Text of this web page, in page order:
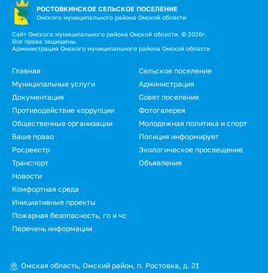
РОСТОВКИНСКОЕ СЕЛЬСКОЕ ПОСЕЛЕНИЕ
Омского муниципального района Омской области
Сайт Омского муниципального района Омской области. © 2026г.
Все права защищены.
Администрация Омского муниципального района Омской области
Подвал
Главная
Сельское поселение
Муниципальные услуги
Администрация
Документация
Совет поселения
Противодействие коррупции
Фотогалерея
Общественные организации
Молодежная политика и спорт
Ваше право
Полиция информирует
Росреестр
Экологическое просвещение
Транспорт
Объявления
Новости
Омская область, Омский район, п. Ростовка, д. 21
Подвал.
Дополнительное
меню
Комфортная среда
Инициативные проекты
Пожарная безопасность, го и чс
Перечень информации